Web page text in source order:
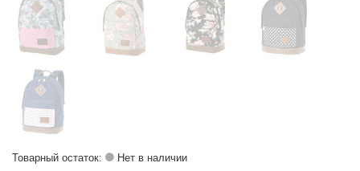
Товарный остаток: Нет в наличии